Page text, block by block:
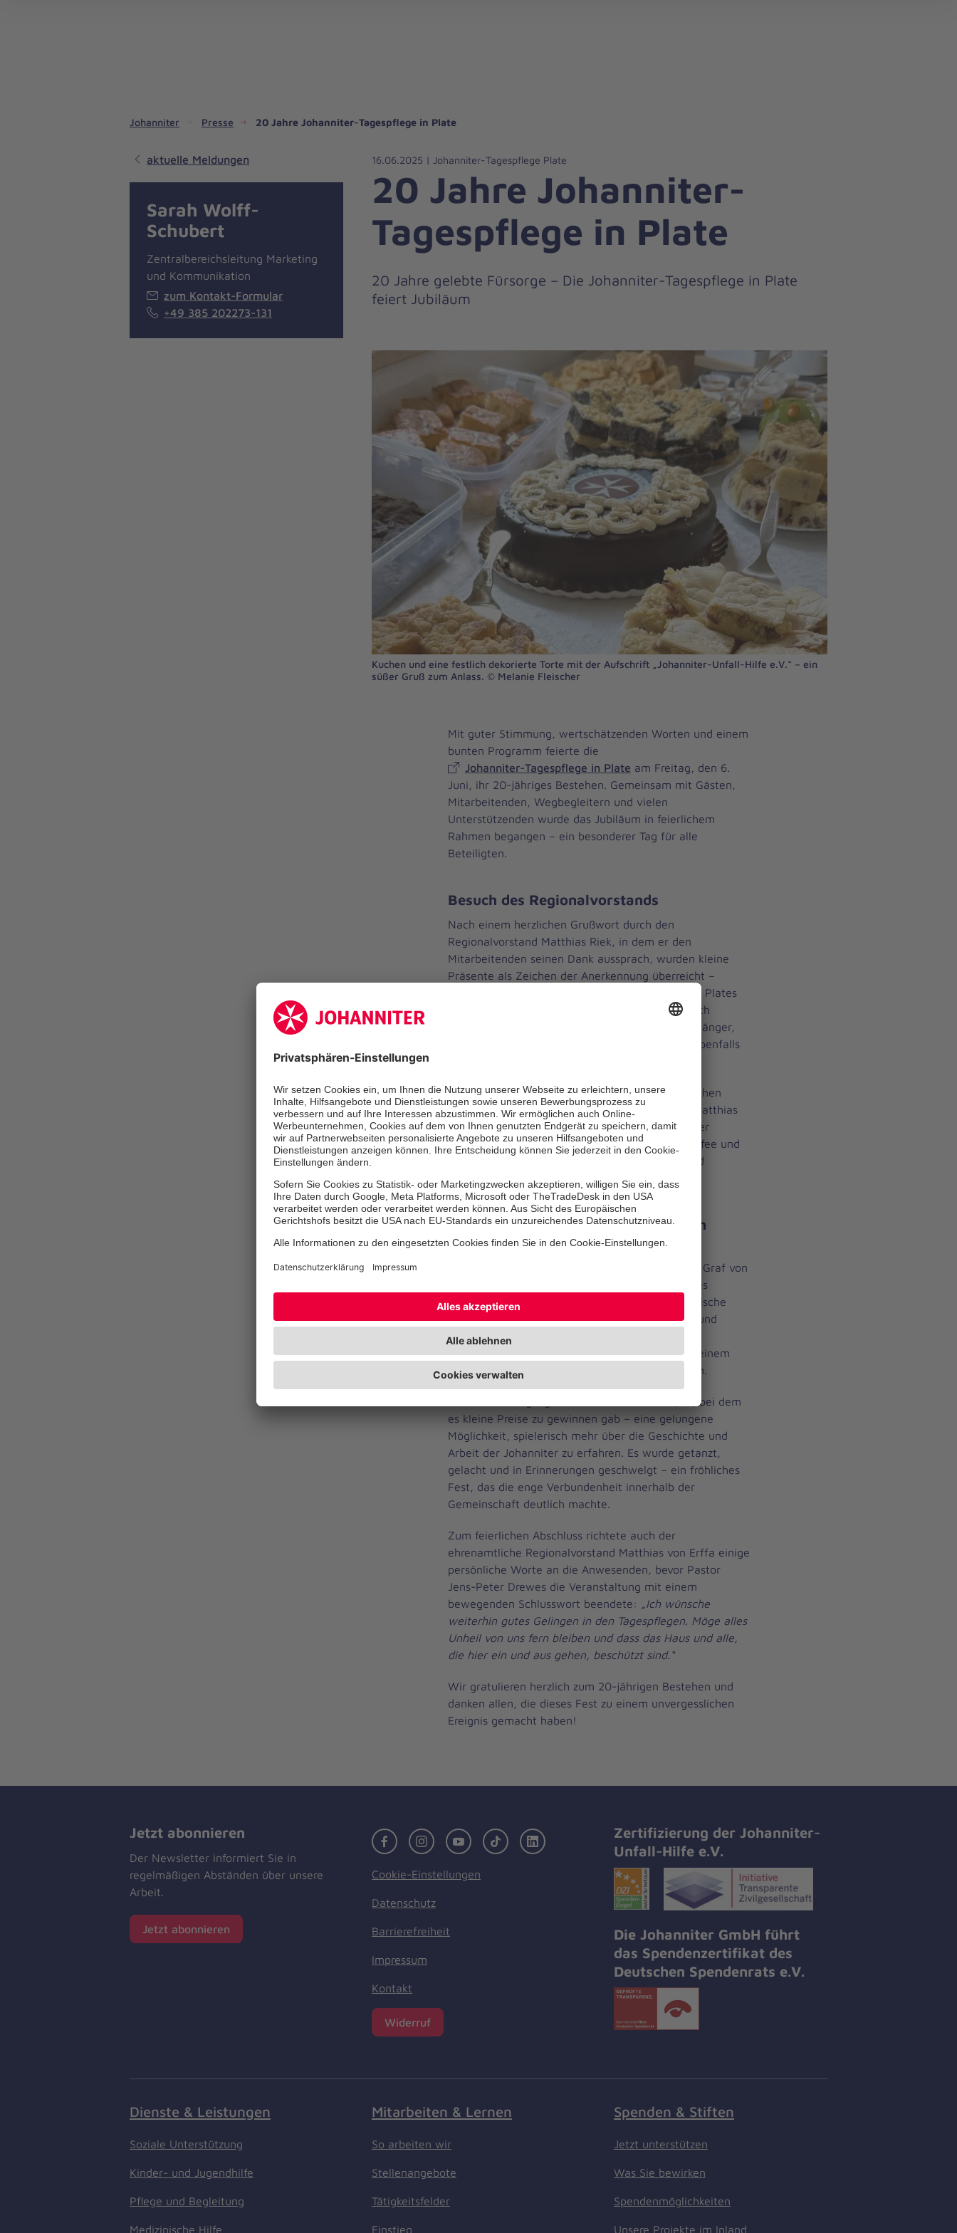
Johanniter Presse 20 Jahre Johanniter-Tagespflege in Plate
16.06.2025 | Johanniter-Tagespflege Plate
20 Jahre Johanniter-
Tagespflege in Plate
20 Jahre gelebte Fürsorge – Die Johanniter-Tagespflege in Plate
feiert Jubiläum
Kuchen und eine festlich dekorierte Torte mit der Aufschrift „Johanniter-Unfall-Hilfe e.V.“ – ein
süßer Gruß zum Anlass. © Melanie Fleischer
Mit guter Stimmung, wertschätzenden Worten und einem
bunten Programm feierte die
Johanniter-Tagespflege in Plate am Freitag, den 6.
Juni, ihr 20-jähriges Bestehen. Gemeinsam mit Gästen,
Mitarbeitenden, Wegbegleitern und vielen
Unterstützenden wurde das Jubiläum in feierlichem
Rahmen begangen – ein besonderer Tag für alle
Beteiligten.
Besuch des Regionalvorstands
Nach einem herzlichen Grußwort durch den
Regionalvorstand Matthias Riek, in dem er den
Mitarbeitenden seinen Dank aussprach, wurden kleine
Präsente als Zeichen der Anerkennung überreicht –
sowohl an das Team der Tagespflege als auch an Plates
Bürgermeisterin Madlen Spelling. Diese zeigte sich
großzügig und teilte ihr Geschenk mit ihrem Vorgänger,
dem ehemaligen Bürgermeister von Plate, der ebenfalls
Ein kulinarisches Highlight folgte mit dem feierlichen
Anschnitt der Johanniter-Jubiläumstorte durch Matthias
Riek und Sabine Janschek, Pflegedienstleitung der
Tagespflege. Begleitet von weiteren Kuchen, Kaffee und
Erfrischungen konnten sich die Gäste stärken und
miteinander ins Gespräch kommen.
Ein buntes Programm schmückte den
Nachmittag
Durch das Programm führte souverän Dorotheus Graf von
Rothkirch, Ordensritter der Johanniter und aktives
Mitglied der Kirchengemeinde Plate. Für musikalische
Zwischentöne sorgten engagierte Musikerinnen und
Musiker aus der Region, und auch die Freiwillige
Feuerwehr Plate ließ es sich nicht nehmen, mit einem
Einsatzfahrzeug vorbeizuschauen und mitzufeiern.
Ein weiteres Highlight war das Johanniter-Quiz, bei dem
es kleine Preise zu gewinnen gab – eine gelungene
Möglichkeit, spielerisch mehr über die Geschichte und
Arbeit der Johanniter zu erfahren. Es wurde getanzt,
gelacht und in Erinnerungen geschwelgt – ein fröhliches
Fest, das die enge Verbundenheit innerhalb der
Gemeinschaft deutlich machte.
Zum feierlichen Abschluss richtete auch der
ehrenamtliche Regionalvorstand Matthias von Erffa einige
persönliche Worte an die Anwesenden, bevor Pastor
Jens-Peter Drewes die Veranstaltung mit einem
bewegenden Schlusswort beendete:
„Ich wünsche
weiterhin gutes Gelingen in den Tagespflegen. Möge alles
Unheil von uns fern bleiben und dass das Haus und alle,
die hier ein und aus gehen, beschützt sind.“
Wir gratulieren herzlich zum 20-jährigen Bestehen und
danken allen, die dieses Fest zu einem unvergesslichen
Ereignis gemacht haben!
aktuelle Meldungen
Sarah Wolff-
Schubert
Zentralbereichsleitung Marketing
und Kommunikation
zum Kontakt-Formular
+49 385 202273-131
Jetzt abonnieren
Der Newsletter informiert Sie in
regelmäßigen Abständen über unsere
Arbeit.
Jetzt abonnieren
FacebookInstagramYoutubeTikTok LinkedIn
Cookie-Einstellungen
Datenschutz
Barrierefreiheit
Impressum
Kontakt
Widerruf
Zertifizierung der Johanniter-
Unfall-Hilfe e.V.
Die Johanniter GmbH führt
das Spendenzertifikat des
Deutschen Spendenrats e.V.
Dienste & Leistungen
Soziale Unterstützung
Kinder- und Jugendhilfe
Pflege und Begleitung
Medizinische Hilfe
Mitarbeiten & Lernen
So arbeiten wir
Stellenangebote
Tätigkeitsfelder
Einstieg
Spenden & Stiften
Jetzt unterstützen
Was Sie bewirken
Spendenmöglichkeiten
Unsere Projekte im Inland